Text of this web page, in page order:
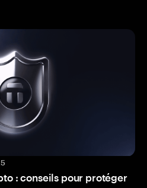
: conseils pour protéger